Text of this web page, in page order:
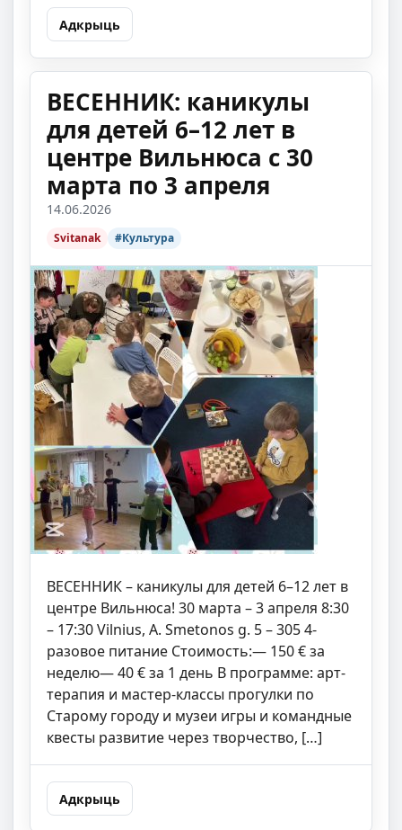
Адкрыць
ВЕСЕННИК: каникулы
для детей 6–12 лет в
центре Вильнюса с 30
марта по 3 апреля
14.06.2026
Svitanak #Культура
ВЕСЕННИК – каникулы для детей 6–12 лет в
центре Вильнюса! 30 марта – 3 апреля 8:30
– 17:30 Vilnius, A. Smetonos g. 5 – 305 4-
разовое питание Стоимость:— 150 € за
неделю— 40 € за 1 день В программе: арт-
терапия и мастер-классы прогулки по
Старому городу и музеи игры и командные
квесты развитие через творчество, […]
Адкрыць